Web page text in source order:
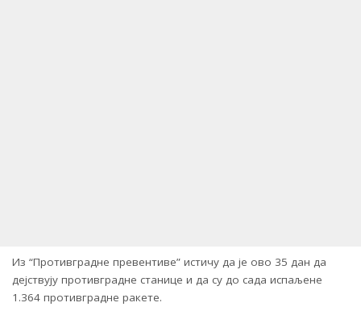
Из “Противградне превентиве” истичу да је ово 35 дан да
дејствују противградне станице и да су до сада испаљене
1.364 противградне ракете.